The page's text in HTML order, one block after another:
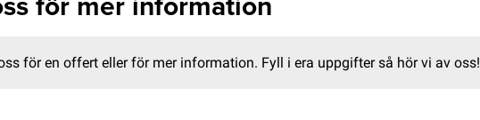
för en offert eller för mer information. Fyll i era uppgifter så hör vi av oss!